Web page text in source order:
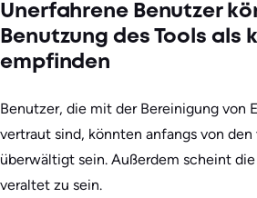
Unerfahrene Benutzer
Benutzung des Tools als
empfinden
Benutzer, die mit der Bereinigung von
vertraut sind, könnten anfangs von
überwältigt sein. Außerdem scheint
veraltet zu sein.